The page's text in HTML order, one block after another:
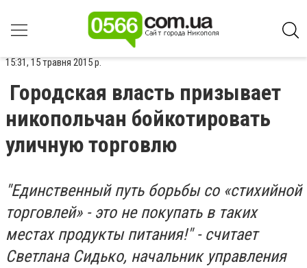
15:31, 15 травня 2015 р.
Городская власть призывает
никопольчан бойкотировать
уличную торговлю
"Единственный путь борьбы со «стихийной
торговлей» - это не покупать в таких
местах продукты питания!" - считает
Светлана Сидько, начальник управления